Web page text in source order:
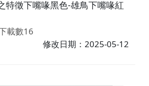
特徵下嘴喙黑色-雄鳥下嘴喙紅
載數16
修改日期：2025-05-12